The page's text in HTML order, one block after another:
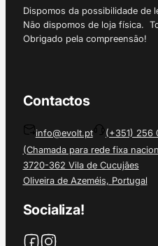
Dispomos da possibilidade de
Não dispomos de loja física.
Obrigado pela compreensão!
Contactos
info@evolt.pt
(+351) 256
(Chamada para rede fixa
3720-362 Vila de Cucujães
Oliveira de Azeméis, Portugal
Socializa!